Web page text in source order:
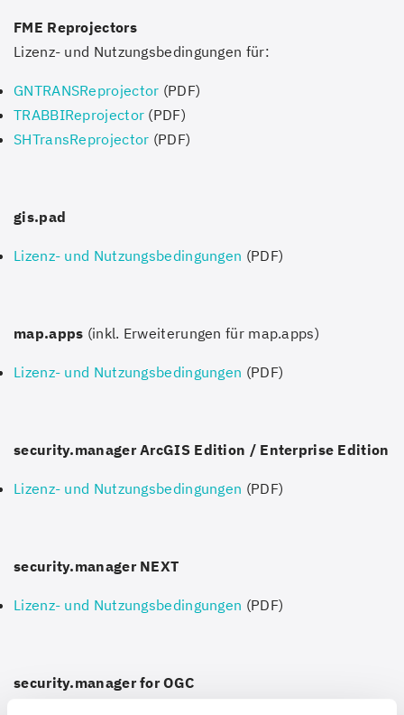
FME Reprojectors
Lizenz- und Nutzungsbedingungen für:
GNTRANSReprojector (PDF)
TRABBIReprojector (PDF)
SHTransReprojector (PDF)
gis.pad
Lizenz- und Nutzungsbedingungen (PDF)
map.apps (inkl. Erweiterungen für map.apps)
Lizenz- und Nutzungsbedingungen (PDF)
security.manager ArcGIS Edition / Enterprise Edition
Lizenz- und Nutzungsbedingungen (PDF)
security.manager NEXT
Lizenz- und Nutzungsbedingungen (PDF)
security.manager for OGC